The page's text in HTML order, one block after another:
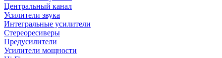
Центральный канал
Усилители звука
Интегральные усилители
Стереоресиверы
Предусилители
Усилители мощности